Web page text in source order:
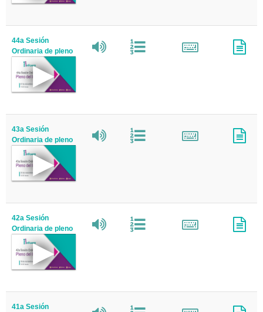
44a Sesión
Ordinaria de pleno
43a Sesión
Ordinaria de pleno
42a Sesión
Ordinaria de pleno
41a Sesión